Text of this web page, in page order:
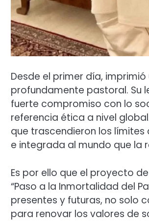
Desde el primer día,
profundamente pastoral. Su
fuerte compromiso con lo
referencia ética a nivel
que trascendieron los
e integrada al mundo que la
Es por ello que el proyecto
“Paso a la Inmortalidad del
presentes y futuras, no solo
para renovar los valores de